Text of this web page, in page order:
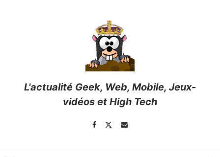
L'actualité Geek, Web, Mobile, Jeux-
vidéos et High Tech